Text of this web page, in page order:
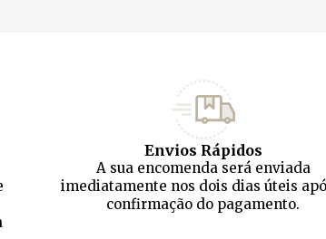
Envios Rápidos
A sua encomenda será enviada
imediatamente nos dois dias úteis
confirmação do pagamento.